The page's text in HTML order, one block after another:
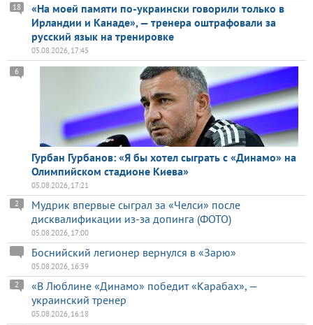
«На моей памяти по-украински говорили только в
Ирландии и Канаде», — тренера оштрафовали за
русский язык на тренировке
18
05.08.2026, 17:45
Гурбан Гурбанов: «Я бы хотел сыграть с «Динамо» на
Олимпийском стадионе Киева»
6
05.08.2026, 17:21
Мудрик впервые сыграл за «Челси» после
дисквалификации из-за допинга (ФОТО)
2
05.08.2026, 17:00
Боснийский легионер вернулся в «Зарю»
05.08.2026, 16:39
«В Люблине «Динамо» победит «Карабах», —
украинский тренер
2
05.08.2026, 16:18